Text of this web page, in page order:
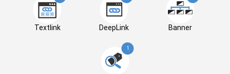
Textlink DeepLink Banner
1